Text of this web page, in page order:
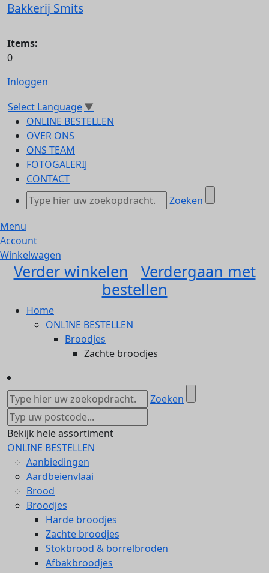
Bakkerij Smits
Items:
0
Inloggen
Select Language▼
ONLINE BESTELLEN
OVER ONS
ONS TEAM
FOTOGALERIJ
CONTACT
Zoeken
Menu
Account
Winkelwagen
Verder winkelen
Verdergaan met
bestellen
Home
ONLINE BESTELLEN
Broodjes
Zachte broodjes
Zoeken
Bekijk hele assortiment
ONLINE BESTELLEN
Aanbiedingen
Aardbeienvlaai
Brood
Broodjes
Harde broodjes
Zachte broodjes
Stokbrood & borrelbroden
Afbakbroodjes